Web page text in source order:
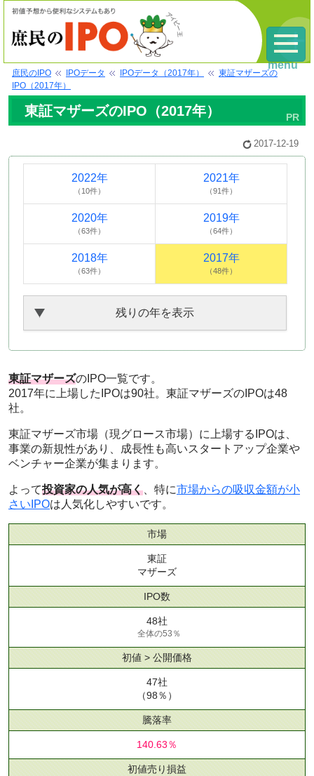
庶民のIPO IPOデータ IPOデータ（2017年）
東証マザーズの
IPO（2017年）
東証マザーズのIPO（2017年）
2017-12-19
2022年
（10件）
2021年
（91件）
2020年
（63件）
2019年
（64件）
2018年
（63件）
2017年
（48件）
残りの年を表示
東証マザーズのIPO一覧です。
2017年に上場したIPOは90社。東証マザーズのIPOは48
社。
東証マザーズ市場（現グロース市場）に上場するIPOは、
事業の新規性があり、成長性も高いスタートアップ企業や
ベンチャー企業が集まります。
よって投資家の人気が高く 、特に市場からの吸収金額が小
さいIPOは人気化しやすいです。
市場
東証
マザーズ
IPO数
48社
全体の53％
初値 > 公開価格
47社
（98％）
騰落率
140.63％
初値売り損益
menu